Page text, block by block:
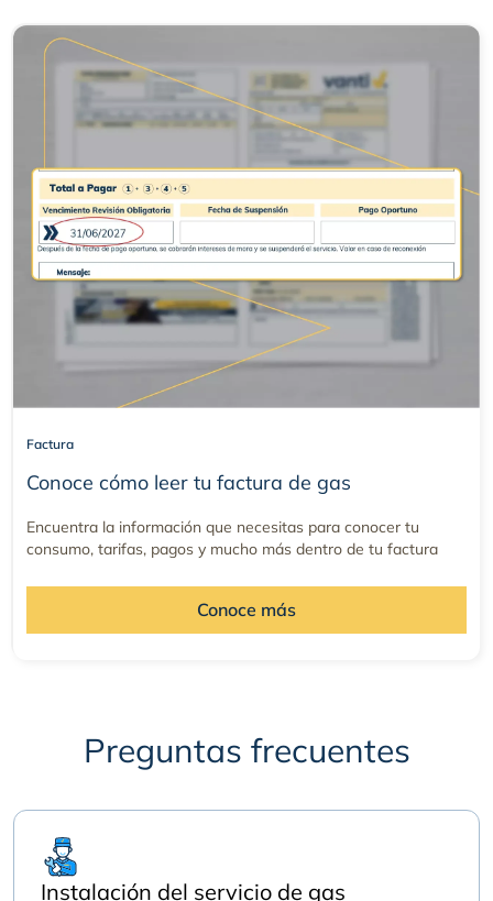
Factura
Conoce cómo leer tu factura de gas
Encuentra la información que necesitas para conocer tu
consumo, tarifas, pagos y mucho más dentro de tu factura
Conoce más
Preguntas frecuentes
Instalación del servicio de gas